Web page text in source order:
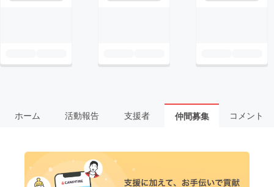
ホーム 活動報告 支援者 仲間募集 コメント